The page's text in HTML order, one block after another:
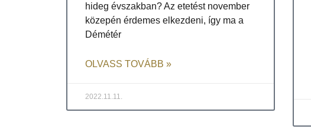
hideg évszakban? Az etetést november
közepén érdemes elkezdeni, így ma a
Démétér
OLVASS TOVÁBB »
2022.11.11.